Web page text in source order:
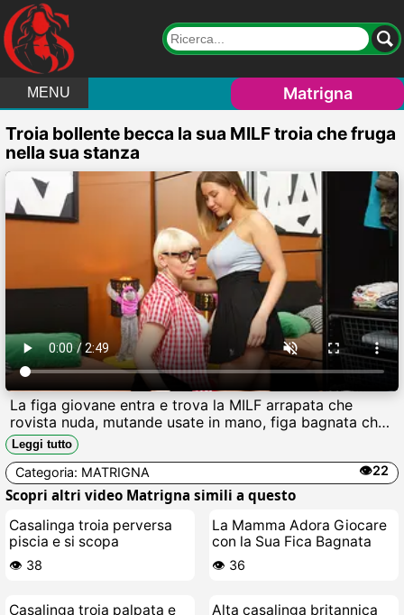
MENU Matrigna
Troia bollente becca la sua MILF troia che fruga
nella sua stanza
La figa giovane entra e trova la MILF arrapata che
rovista nuda, mutande usate in mano, figa bagnata che
cola La incula con le dita, leccandole il culo sporco
mentre urla scopami troia Cazzo duro in gola.
Leggi tutto
Categoria: MATRIGNA 👁️22
Scopri altri video Matrigna simili a questo
Casalinga troia perversa
piscia e si scopa
👁️ 38
La Mamma Adora Giocare
con la Sua Fica Bagnata
👁️ 36
Casalinga troia palpata e
Alta casalinga britannica